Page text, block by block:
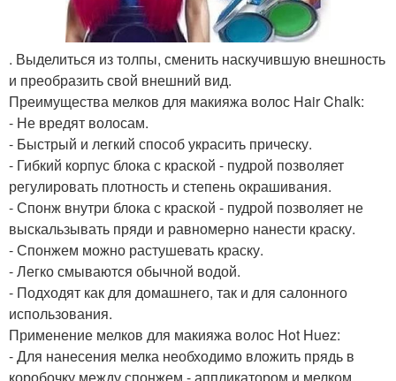
. Выделиться из толпы, сменить наскучившую внешность
и преобразить свой внешний вид.
Преимущества мелков для макияжа волос Hair Chalk:
- Не вредят волосам.
- Быстрый и легкий способ украсить прическу.
- Гибкий корпус блока с краской - пудрой позволяет
регулировать плотность и степень окрашивания.
- Спонж внутри блока с краской - пудрой позволяет не
выскальзывать пряди и равномерно нанести краску.
- Спонжем можно растушевать краску.
- Легко смываются обычной водой.
- Подходят как для домашнего, так и для салонного
использования.
Применение мелков для макияжа волос Hot Huez:
- Для нанесения мелка необходимо вложить прядь в